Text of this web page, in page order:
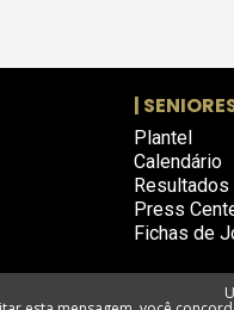
|
Plantel
Calendário
Resultados
Press
Fichas de